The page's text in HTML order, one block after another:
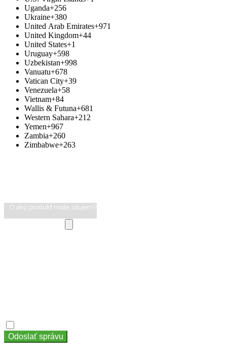
Uganda+256
Ukraine+380
United Arab Emirates+971
United Kingdom+44
United States+1
Uruguay+598
Uzbekistan+998
Vanuatu+678
Vatican City+39
Venezuela+58
Vietnam+84
Wallis & Futuna+681
Western Sahara+212
Yemen+967
Zambia+260
Zimbabwe+263
Odoslať správu